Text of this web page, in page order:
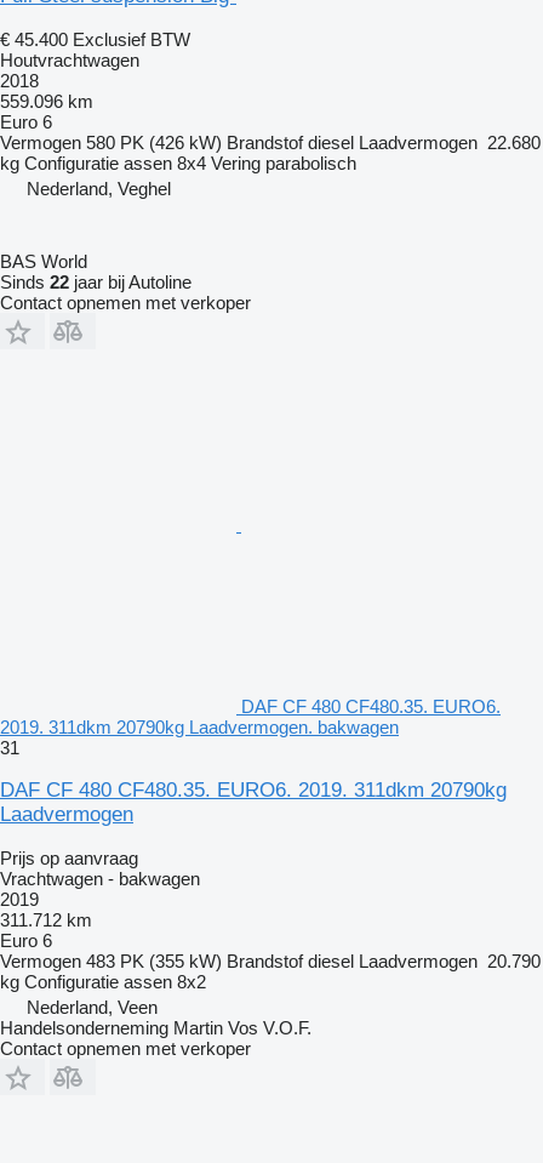
€ 45.400 Exclusief BTW
Houtvrachtwagen
2018
559.096 km
Euro 6
Vermogen 580 PK (426 kW) Brandstof diesel Laadvermogen 22.680
kg Configuratie assen 8x4 Vering parabolisch
Nederland, Veghel
BAS World
Sinds 22 jaar bij Autoline
Contact opnemen met verkoper
DAF CF 480 CF480.35. EURO6.
2019. 311dkm 20790kg Laadvermogen. bakwagen
31
DAF CF 480 CF480.35. EURO6. 2019. 311dkm 20790kg
Laadvermogen
Prijs op aanvraag
Vrachtwagen - bakwagen
2019
311.712 km
Euro 6
Vermogen 483 PK (355 kW) Brandstof diesel Laadvermogen 20.790
kg Configuratie assen 8x2
Nederland, Veen
Handelsonderneming Martin Vos V.O.F.
Contact opnemen met verkoper